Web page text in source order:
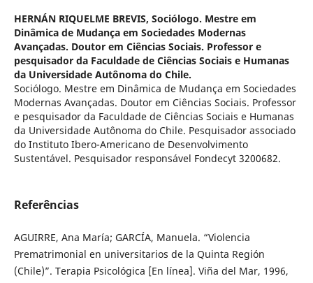
HERNÁN RIQUELME BREVIS, Sociólogo. Mestre em
Dinâmica de Mudança em Sociedades Modernas
Avançadas. Doutor em Ciências Sociais. Professor e
pesquisador da Faculdade de Ciências Sociais e Humanas
da Universidade Autônoma do Chile.
Sociólogo. Mestre em Dinâmica de Mudança em Sociedades
Modernas Avançadas. Doutor em Ciências Sociais. Professor
e pesquisador da Faculdade de Ciências Sociais e Humanas
da Universidade Autônoma do Chile. Pesquisador associado
do Instituto Ibero-Americano de Desenvolvimento
Sustentável. Pesquisador responsável Fondecyt 3200682.
Referências
AGUIRRE, Ana María; GARCÍA, Manuela. “Violencia
Prematrimonial en universitarios de la Quinta Región
(Chile)”. Terapia Psicológica [En línea]. Viña del Mar, 1996,